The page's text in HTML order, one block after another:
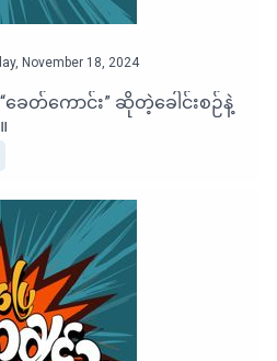
November 18, 2024
ေတ်ကောင်း” ဆိုတဲ့ခေါင်းစဉ်နဲ့